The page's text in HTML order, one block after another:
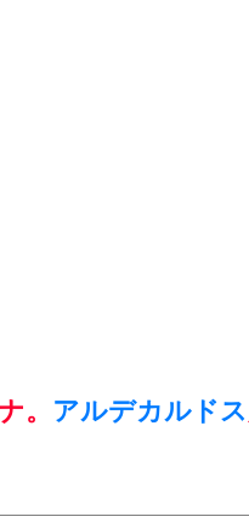
。 アルデカルドス